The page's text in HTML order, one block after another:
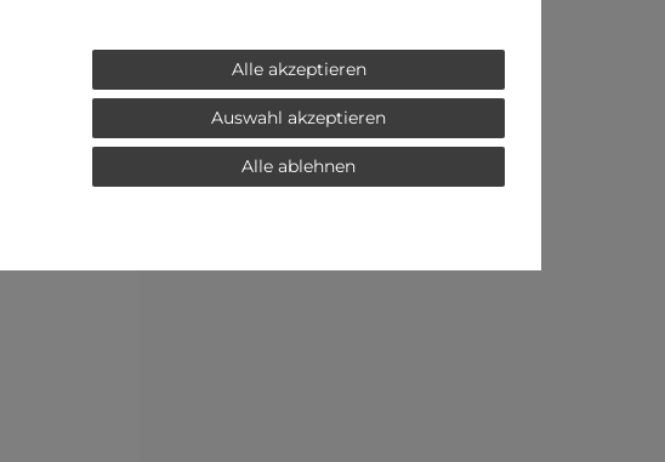
Alle akzeptieren
Auswahl akzeptieren
Alle ablehnen